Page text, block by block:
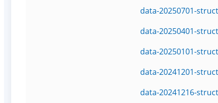
data-20250701-
data-20250401-
data-20250101-
data-20241201-
data-20241216-